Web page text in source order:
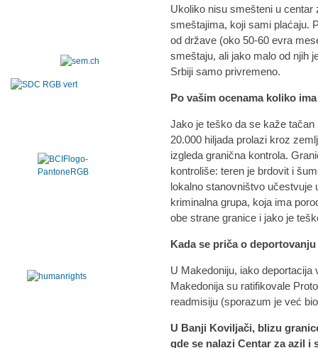
Ukoliko nisu smešteni u
smeštajima, koji sami plaćaju.
od države (oko 50-60 evra
smeštaju, ali jako malo od njih
Srbiji samo privremeno.
Po vašim ocenama koliko
Jako je teško da se kaže
20.000 hiljada prolazi kroz
izgleda granična kontrola.
kontroliše: teren je brdovit i
lokalno stanovništvo učestvuje
kriminalna grupa, koja ima
obe strane granice i jako je
Kada se priča o
U Makedoniju, iako
Makedonija su ratifikovale
readmisiju (sporazum je već
U Banji Koviljači, blizu
gde se nalazi Centar za azil i